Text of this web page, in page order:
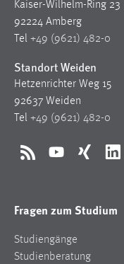
Kaiser-Wilhelm-Ring 23
92224 Amberg
Tel +49 (9621) 482-0
Standort Weiden
Hetzenrichter Weg 15
92637 Weiden
Tel +49 (9621) 482-0
RSS YouTubeXing
Fragen zum Studium
Studiengänge
Studienberatung